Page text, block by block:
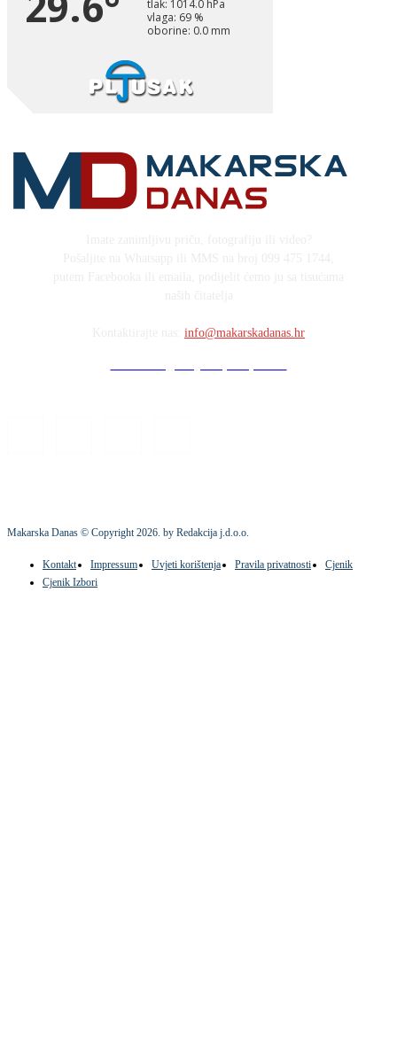
info@makarskadanas.hr
Makarska Danas © Copyright2026. by Redakcija j.d.o.o.
Kontakt Impressum Uvjeti korištenja Pravila privatnosti
Cjenik
Cjenik Izbori